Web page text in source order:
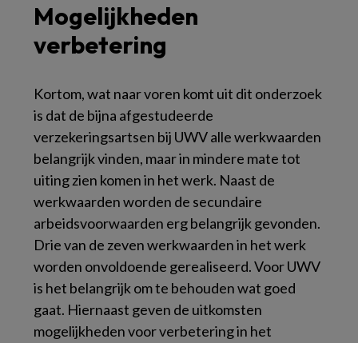
Mogelijkheden
verbetering
Kortom, wat naar voren komt uit dit onderzoek
is dat de bijna afgestudeerde
verzekeringsartsen bij UWV alle werkwaarden
belangrijk vinden, maar in mindere mate tot
uiting zien komen in het werk. Naast de
werkwaarden worden de secundaire
arbeidsvoorwaarden erg belangrijk gevonden.
Drie van de zeven werkwaarden in het werk
worden onvoldoende gerealiseerd. Voor UWV
is het belangrijk om te behouden wat goed
gaat. Hiernaast geven de uitkomsten
mogelijkheden voor verbetering in het